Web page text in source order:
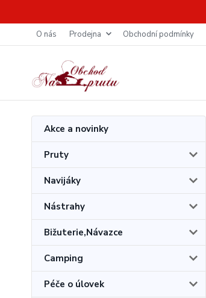
O nás Prodejna Obchodní podmínky
Akce a novinky
Pruty
Navijáky
Nástrahy
Bižuterie,Návazce
Camping
Péče o úlovek